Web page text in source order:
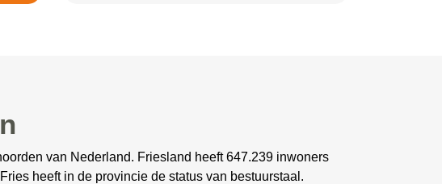
van Nederland. Friesland heeft 647.239 inwoners
heeft in de provincie de status van bestuurstaal.